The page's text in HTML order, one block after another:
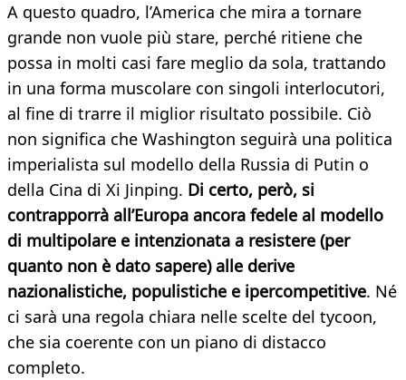
A questo quadro, l’America che mira a tornare
grande non vuole più stare, perché ritiene che
possa in molti casi fare meglio da sola, trattando
in una forma muscolare con singoli interlocutori,
al fine di trarre il miglior risultato possibile. Ciò
non significa che Washington seguirà una politica
imperialista sul modello della Russia di Putin o
della Cina di Xi Jinping. Di certo, però, si
contrapporrà all’Europa ancora fedele al modello
di multipolare e intenzionata a resistere (per
quanto non è dato sapere) alle derive
nazionalistiche, populistiche e ipercompetitive. Né
ci sarà una regola chiara nelle scelte del tycoon,
che sia coerente con un piano di distacco
completo.